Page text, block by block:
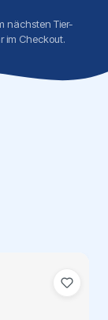
nächsten Tier-
im Checkout.